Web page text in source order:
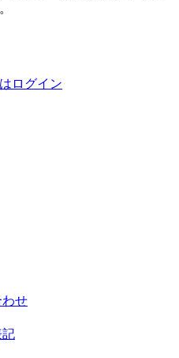
ログイン
わせ
記